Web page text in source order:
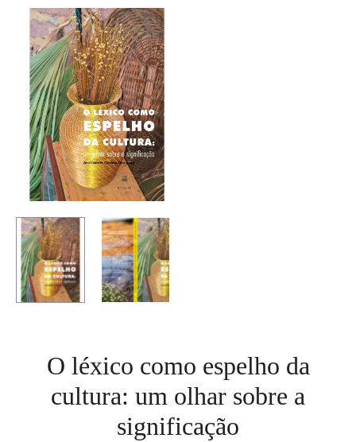
O léxico como espelho da
cultura: um olhar sobre a
significação